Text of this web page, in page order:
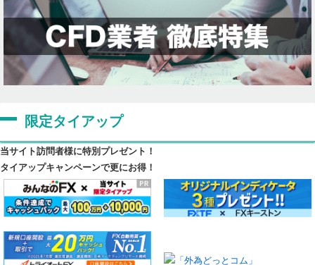
限定タイアップ
当サイト訪問者様に特別プレゼント！
タイアップキャンペーンで更にお得！